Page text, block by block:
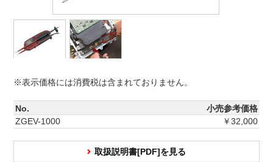
※表示価格には消費税は含まれておりません。
No.
小売参考価格
ZGEV-1000
￥32,000
取扱説明書[PDF]を見る